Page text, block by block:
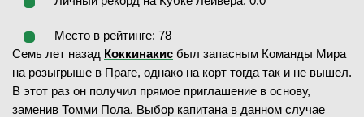
Место в рейтинге: 78
Семь лет назад Коккинакис был запасным Команды Мира
на розыгрыше в Праге, однако на корт тогда так и не вышел.
В этот раз он получил прямое приглашение в основу,
заменив Томми Пола. Выбор капитана в данном случае